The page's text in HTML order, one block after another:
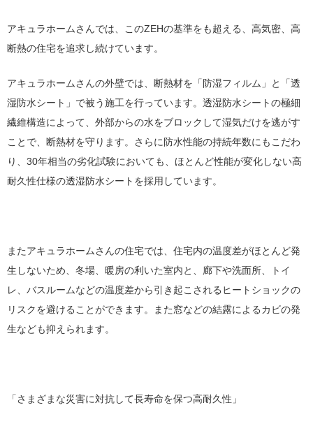
アキュラホームさんでは、このZEHの基準をも超える、高気密、高
断熱の住宅を追求し続けています。
アキュラホームさんの外壁では、断熱材を「防湿フィルム」と「透
湿防水シート」で被う施工を行っています。透湿防水シートの極細
繊維構造によって、外部からの水をブロックして湿気だけを逃がす
ことで、断熱材を守ります。さらに防水性能の持続年数にもこだわ
り、30年相当の劣化試験においても、ほとんど性能が変化しない高
耐久性仕様の透湿防水シートを採用しています。
またアキュラホームさんの住宅では、住宅内の温度差がほとんど発
生しないため、冬場、暖房の利いた室内と、廊下や洗面所、トイ
レ、バスルームなどの温度差から引き起こされるヒートショックの
リスクを避けることができます。また窓などの結露によるカビの発
生なども抑えられます。
「さまざまな災害に対抗して長寿命を保つ高耐久性」